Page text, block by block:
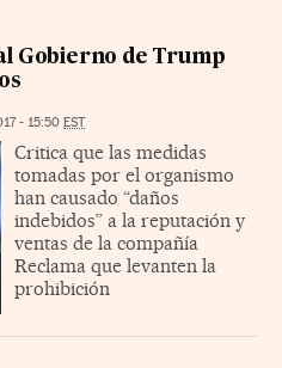
Gobierno de Trump
- 15:50 EST
Critica que las medidas
tomadas por el organismo
han causado “daños
indebidos” a la reputación y
ventas de la compañía
Reclama que levanten la
prohibición